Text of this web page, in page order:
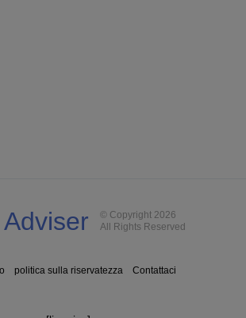
© Copyright 2026
All Rights Reserved
politica sulla riservatezza Contattaci